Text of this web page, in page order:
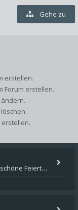
Gehe zu
erstellen.
Forum erstellen.
ändern.
löschen.
Hallo zusammen, ich hoffe Ihr hattet schöne Feiertage und kommt auch gut ins neue Jahr. Ich schreibe hier kurz zur Infor